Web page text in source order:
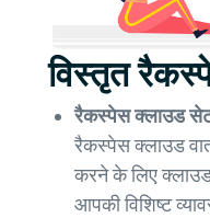
विस्तृत
रैकस्पेस क्लाउड
रैकस्पेस क्लाउड
करने के लिए
आपकी विशिष्ट